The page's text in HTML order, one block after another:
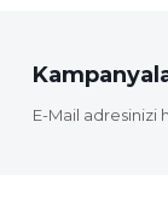
E-Mail adresinizi